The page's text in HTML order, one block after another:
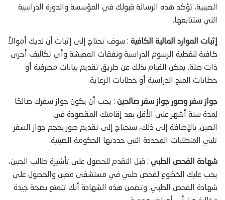
الصينية. تؤكد هذه الرسالة قبولك في المؤسسة والدورة الدراسية
التي ستتابعها.
إثبات الموارد المالية الكافية : سوف تحتاج إلى إثبات أن لديك أموالاً
كافية لتغطية الرسوم الدراسية ونفقات المعيشة وأي تكاليف أخرى
ذات صلة. يمكن القيام بذلك عن طريق تقديم بيانات مصرفية أو
خطابات المنح الدراسية أو خطابات الرعاية.
جواز سفر وصور جواز سفر صالحين : يجب أن يكون جواز سفرك صالحًا
لمدة ستة أشهر على الأقل بعد إقامتك المقصودة في
الصين. بالإضافة إلى ذلك، ستحتاج إلى تقديم صور بحجم جواز السفر
تلبي المتطلبات المحددة التي حددتها الحكومة الصينية.
شهادة الفحص الطبي : قبل التقدم للحصول على تأشيرة طالب الصين،
يجب عليك الخضوع لفحص طبي في مستشفى معين والحصول على
شهادة الفحص الطبي. وتضمن هذه الشهادة أنك تتمتع بصحة جيدة